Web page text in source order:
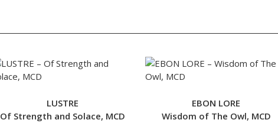
LUSTRE
Of Strength and Solace, MCD
EBON LORE
Wisdom of The Owl, MCD